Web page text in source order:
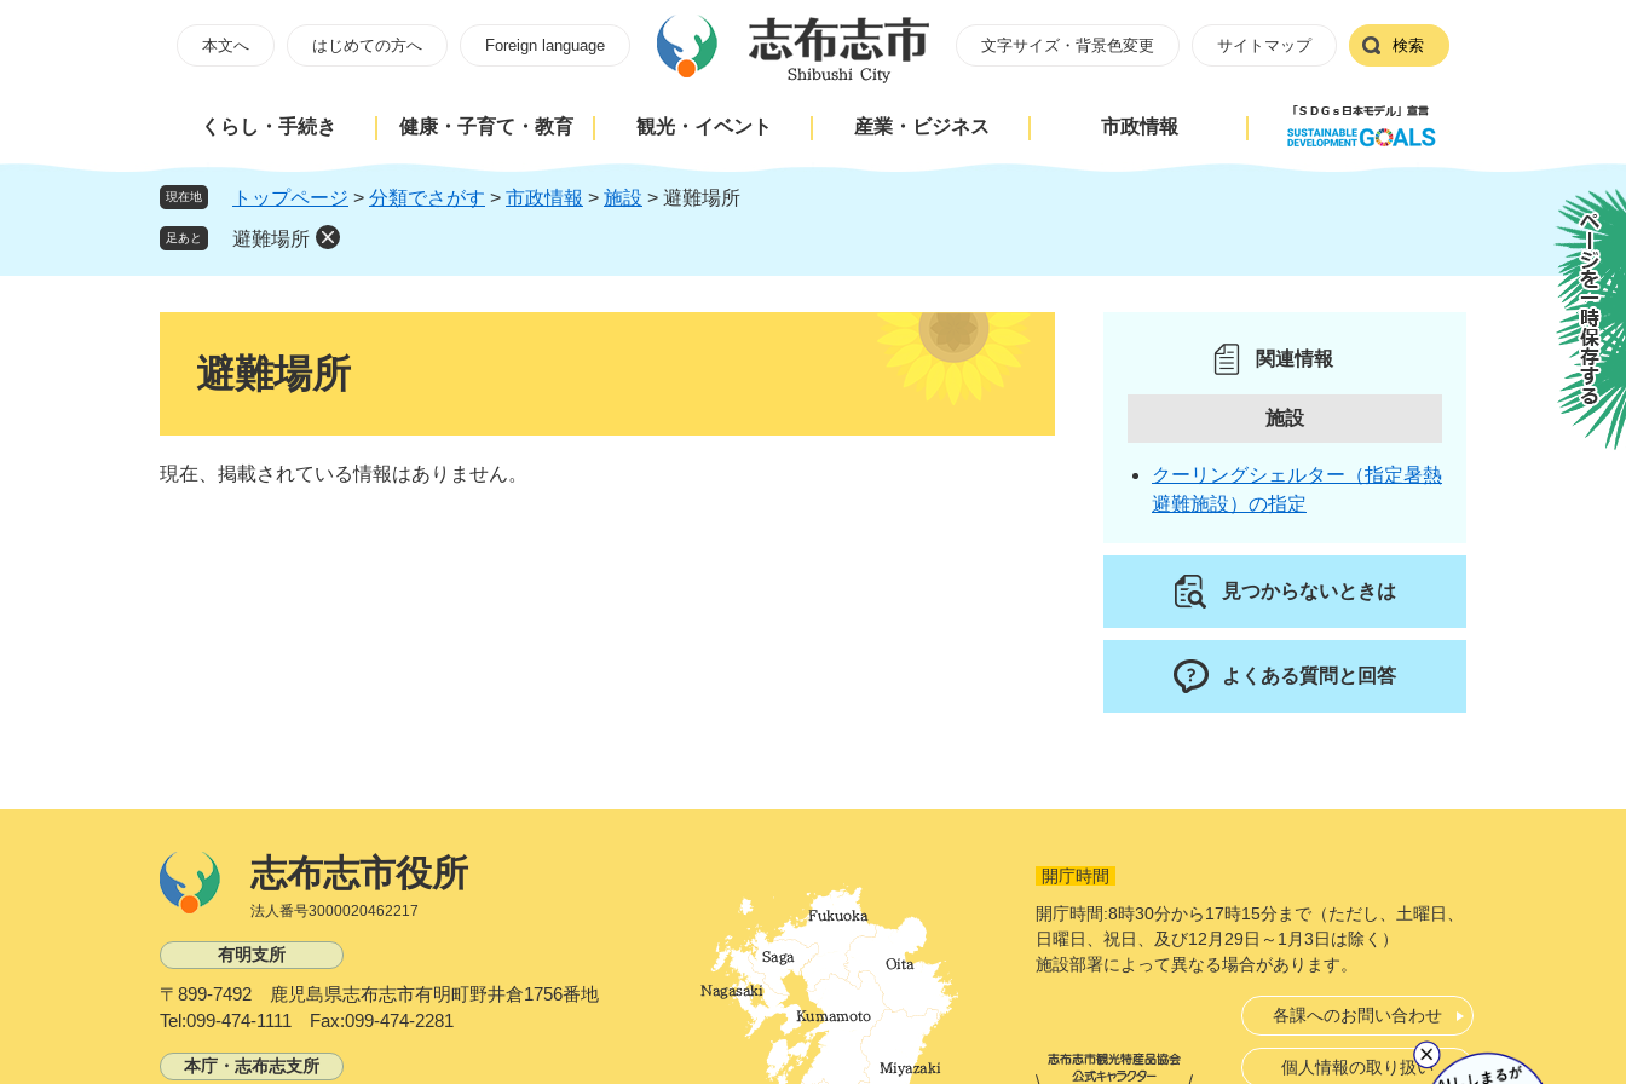
頭
飛
本
本文へ はじめての方へ Foreign language 文字サイズ・背景色変更 サイトマップ 検索
くらし・手続き 健康・子育て・教育 観光・イベント 産業・ビジネス 市政情報
現在地 トップページ > 分類でさがす > 市政情報 > 施設 > 避難場所
足あと 避難場所
避難場所
現在、掲載されている情報はありません。
関連情報
施設
クーリングシェルター（指定暑熱
避難施設）の指定
見つからないときは
よくある質問と回答
志布志市役所
法人番号3000020462217
有明支所
〒899-7492 鹿児島県志布志市有明町野井倉1756番地
Tel:099-474-1111 Fax:099-474-2281
本庁・志布志支所
開庁時間
開庁時間:8時30分から17時15分まで（ただし、土曜日、
日曜日、祝日、及び12月29日～1月3日は除く）
施設部署によって異なる場合があります。
各課へのお問い合わせ
個人情報の取り扱い
ページを一時保存する